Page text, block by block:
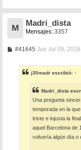
M
Madri_dista
Mensajes: 3357
#41645M
a
j
e
Jue Jul 09,
j30madr escribió: ↑
Madri_dista
Una pregunta
temporada en la
triste e injusta la
aquel Barcelona de
volvería algún día o